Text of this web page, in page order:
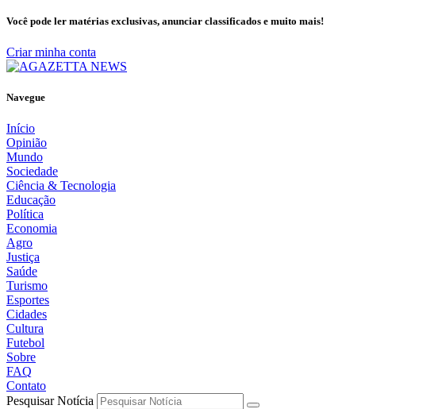
Você pode ler matérias exclusivas, anunciar classificados e muito mais!
Criar minha conta
Navegue
Início
Opinião
Mundo
Sociedade
Ciência & Tecnologia
Educação
Política
Economia
Agro
Justiça
Saúde
Turismo
Esportes
Cidades
Cultura
Futebol
Sobre
FAQ
Contato
Pesquisar Notícia